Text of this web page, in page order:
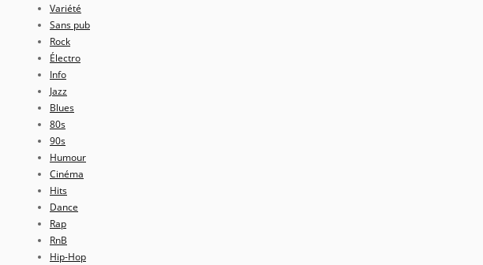
Variété
Sans pub
Rock
Électro
Info
Jazz
Blues
80s
90s
Humour
Cinéma
Hits
Dance
Rap
RnB
Hip-Hop